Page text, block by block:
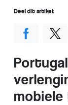
Deel dit artikel: